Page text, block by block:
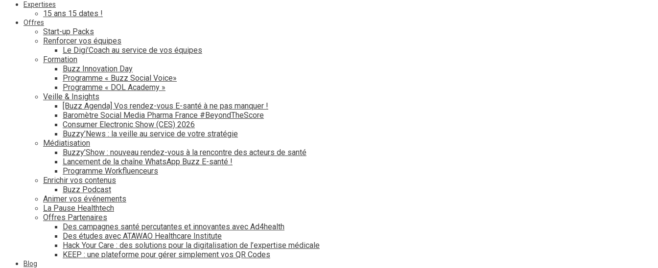
Expertises
15 ans 15 dates !
Offres
Start-up Packs
Renforcer vos équipes
Le Digi’Coach au service de vos équipes
Formation
Buzz Innovation Day
Programme « Buzz Social Voice»
Programme « DOL Academy »
Veille & Insights
[Buzz Agenda] Vos rendez-vous E-santé à ne pas manquer !
Baromètre Social Media Pharma France #BeyondTheScore
Consumer Electronic Show (CES) 2026
Buzzy’News : la veille au service de votre stratégie
Médiatisation
Buzzy’Show : nouveau rendez-vous à la rencontre des acteurs de santé
Lancement de la chaîne WhatsApp Buzz E-santé !
Programme Workfluenceurs
Enrichir vos contenus
Buzz Podcast
Animer vos événements
La Pause Healthtech
Offres Partenaires
Des campagnes santé percutantes et innovantes avec Ad4health
Des études avec ATAWAO Healthcare Institute
Hack Your Care : des solutions pour la digitalisation de l’expertise médicale
KEEP : une plateforme pour gérer simplement vos QR Codes
Blog